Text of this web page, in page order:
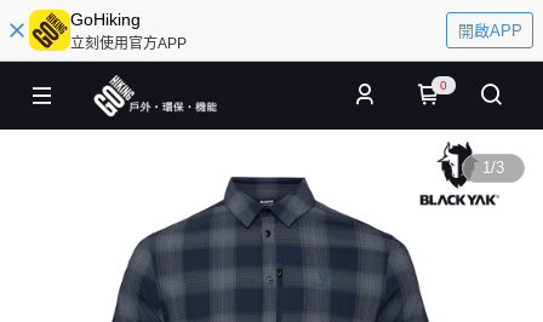
GoHiking
立刻使用官方APP
開啟APP
0
1/3